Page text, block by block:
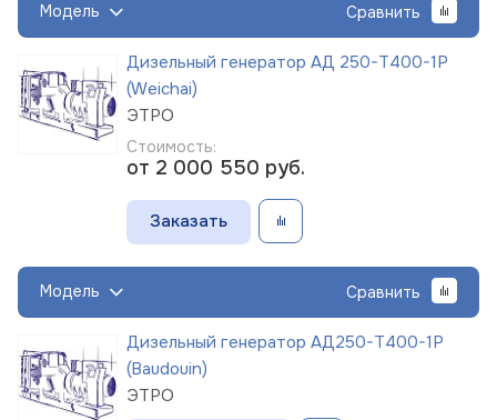
Модель Сравнить
Дизельный генератор АД 250-Т400-1Р
(Weichai)
ЭТРО
Стоимость:
от 2 000 550 руб.
Заказать
Модель Сравнить
Дизельный генератор АД250-Т400-1Р
(Baudouin)
ЭТРО